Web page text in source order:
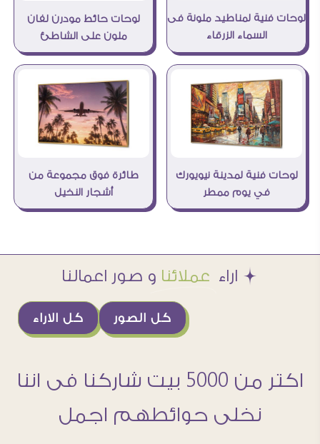
لوحات فنية لمناطيد ملونة فى
السماء الزرقاء
لوحات حائط مودرن لفان
ملون على الشاطئ
لوحات فنية لمدينة نيويورك
في يوم ممطر
طائرة فوق مجموعة من
أشجار النخيل
Æ اراء عملائنا و صور اعمالنا
كل الاراء كل الصور
اكتر من 5000 بيت شاركنا فى اننا
نخلى حوائطهم اجمل